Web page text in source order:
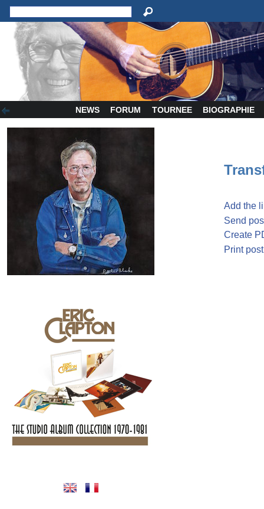
NEWS FORUM TOURNEE BIOGRAPHIE
Add the
Send
Create
Print post